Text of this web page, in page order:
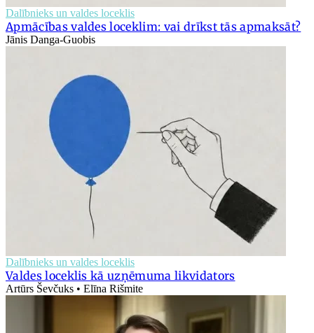
Dalībnieks un valdes loceklis
Apmācības valdes loceklim: vai drīkst tās apmaksāt?
Jānis Danga-Guobis
Dalībnieks un valdes loceklis
Valdes loceklis kā uzņēmuma likvidators
Artūrs Ševčuks • Elīna Rišmite